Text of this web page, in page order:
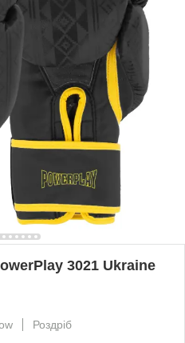
3021 Ukraine
Роздріб